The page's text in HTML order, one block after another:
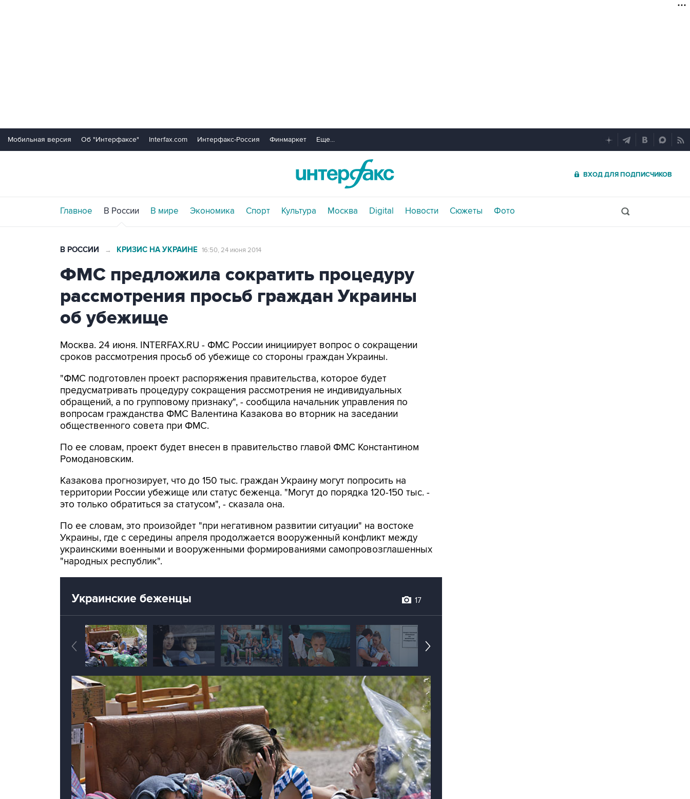
Мобильная версия Об "Интерфаксе" Interfax.com Интерфакс-Россия Финмаркет Еще...
ВХОД ДЛЯ ПОДПИСЧИКОВ
Главное В России В мире Экономика Спорт Культура Москва Digital Новости Сюжеты Фото
В РОССИИ → КРИЗИС НА УКРАИНЕ 16:50, 24 июня 2014
ФМС предложила сократить процедуру
рассмотрения просьб граждан Украины
об убежище
Москва. 24 июня. INTERFAX.RU - ФМС России инициирует вопрос о сокращении
сроков рассмотрения просьб об убежище со стороны граждан Украины.
"ФМС подготовлен проект распоряжения правительства, которое будет
предусматривать процедуру сокращения рассмотрения не индивидуальных
обращений, а по групповому признаку", - сообщила начальник управления по
вопросам гражданства ФМС Валентина Казакова во вторник на заседании
общественного совета при ФМС.
По ее словам, проект будет внесен в правительство главой ФМС Константином
Ромодановским.
Казакова прогнозирует, что до 150 тыс. граждан Украину могут попросить на
территории России убежище или статус беженца. "Могут до порядка 120-150 тыс. -
это только обратиться за статусом", - сказала она.
По ее словам, это произойдет "при негативном развитии ситуации" на востоке
Украины, где с середины апреля продолжается вооруженный конфликт между
украинскими военными и вооруженными формированиями самопровозглашенных
"народных республик".
Украинские беженцы 17